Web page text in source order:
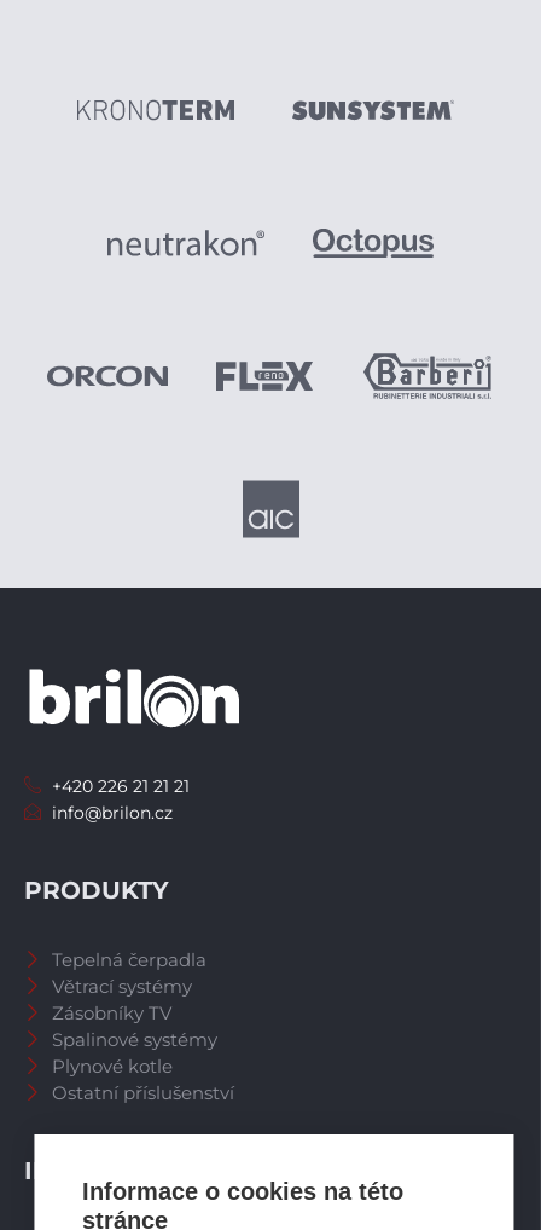
Informace o cookies na této
stránce
INFORMACE
PRODUKTY
Tepelná čerpadla
Větrací systémy
Zásobníky TV
Spalinové systémy
Plynové kotle
Ostatní příslušenství
+420 226 21 21 21
info@brilon.cz